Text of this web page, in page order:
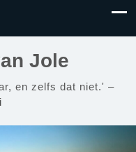
Jole
en zelfs dat niet.' –